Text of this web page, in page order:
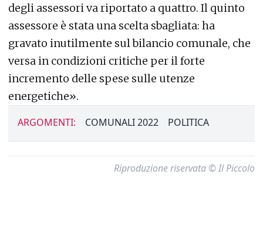
degli assessori va riportato a quattro. Il quinto
assessore è stata una scelta sbagliata: ha
gravato inutilmente sul bilancio comunale, che
versa in condizioni critiche per il forte
incremento delle spese sulle utenze
energetiche».
ARGOMENTI: COMUNALI 2022 POLITICA
Riproduzione riservata © Il Piccolo